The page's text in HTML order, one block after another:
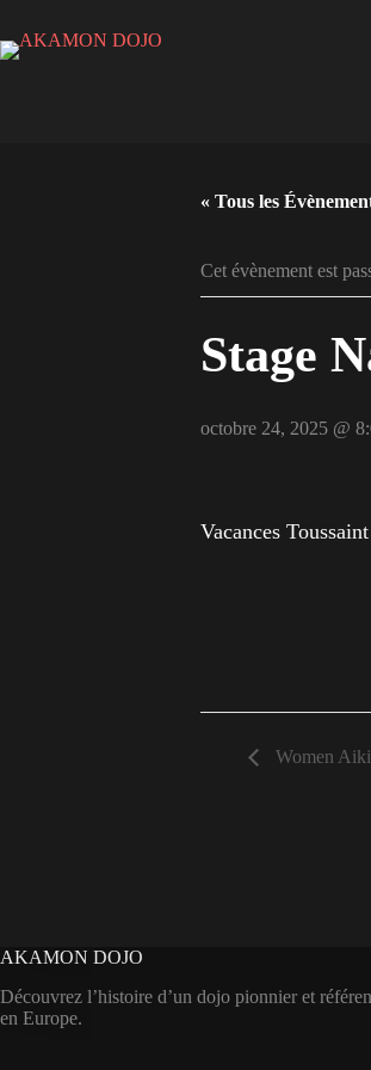
contenu
« Tous les
Cet évènement est
Stage
octobre 24, 2025 @
Vacances
Women
AKAMON DOJO
Découvrez l’histoire d’un dojo pionnier et
en Europe.